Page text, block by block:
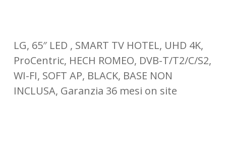
LG, 65″ LED , SMART TV HOTEL, UHD 4K,
ProCentric, HECH ROMEO, DVB-T/T2/C/S2,
WI-FI, SOFT AP, BLACK, BASE NON
INCLUSA, Garanzia 36 mesi on site